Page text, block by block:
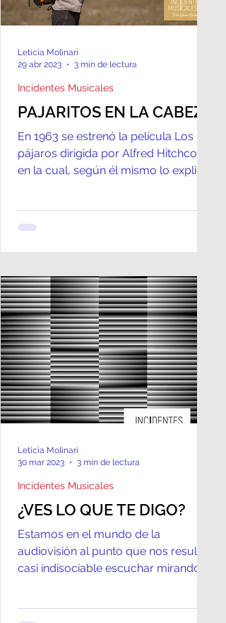
PAJARITOS EN LA CABEZA
En 1963 se estrenó la película Los
pájaros dirigida por Alfred Hitchcock
en la cual, según él mismo lo explicó,
Incidentes Musicales
Leticia Molinari
29 abr 2023
3 min de lectura
¿VES LO QUE TE DIGO?
Estamos en el mundo de la
audiovisión al punto que nos resulta
casi indisociable escuchar mirando o
Incidentes Musicales
Leticia Molinari
30 mar 2023
3 min de lectura